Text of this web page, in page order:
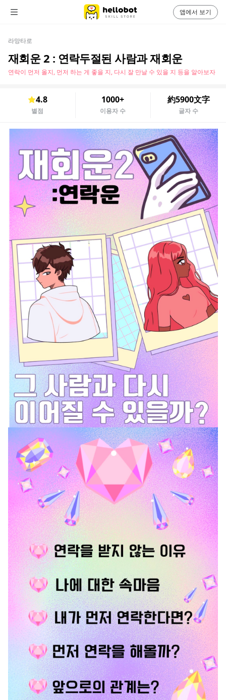
라망타로
재회운 2 : 연락두절된 사람과 재회운
연락이 먼저 올지, 먼저 하는 게 좋을 지, 다시 잘 만날 수 있을 지 등을 알아보자
4.8
별점
1000+
이용자 수
約5900文字
글자 수
앱에서 보기